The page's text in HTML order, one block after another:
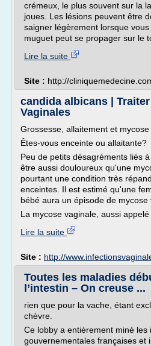
crémeux, le plus souvent sur la
joues. Les lésions peuvent être
saigner légèrement lorsque
muguet peut se propager sur le
Lire la suite
Site : http://
candida albicans |
Vaginales
Grossesse, allaitement et
Êtes-vous enceinte ou allaitante?
Peu de petits désagréments liés
être aussi douloureux qu'une
pourtant une condition très
enceintes. Il est estimé qu'une
bébé aura un épisode de mycose
La mycose vaginale, aussi appelé
Lire la suite
Site : http://
Toutes les maladies
l’intestin – On creuse ...
rien que pour la vache, étant
chèvre.
Ce lobby a entièrement miné les
gouvernementales françaises et